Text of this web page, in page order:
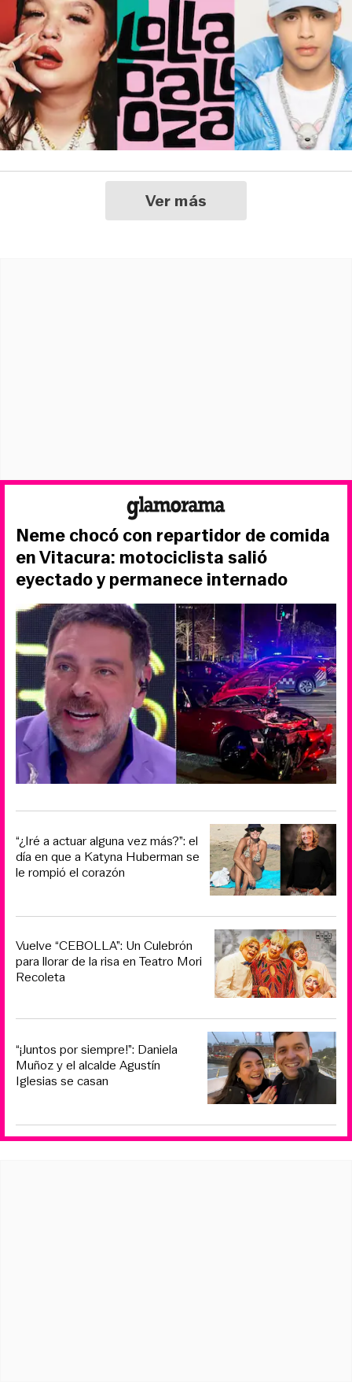
Ver más
Neme chocó con repartidor de comida
en Vitacura: motociclista salió
eyectado y permanece internado
“¿Iré a actuar alguna vez más?”: el
día en que a Katyna Huberman se
le rompió el corazón
Vuelve “CEBOLLA”: Un Culebrón
para llorar de la risa en Teatro Mori
Recoleta
“¡Juntos por siempre!”: Daniela
Muñoz y el alcalde Agustín
Iglesias se casan